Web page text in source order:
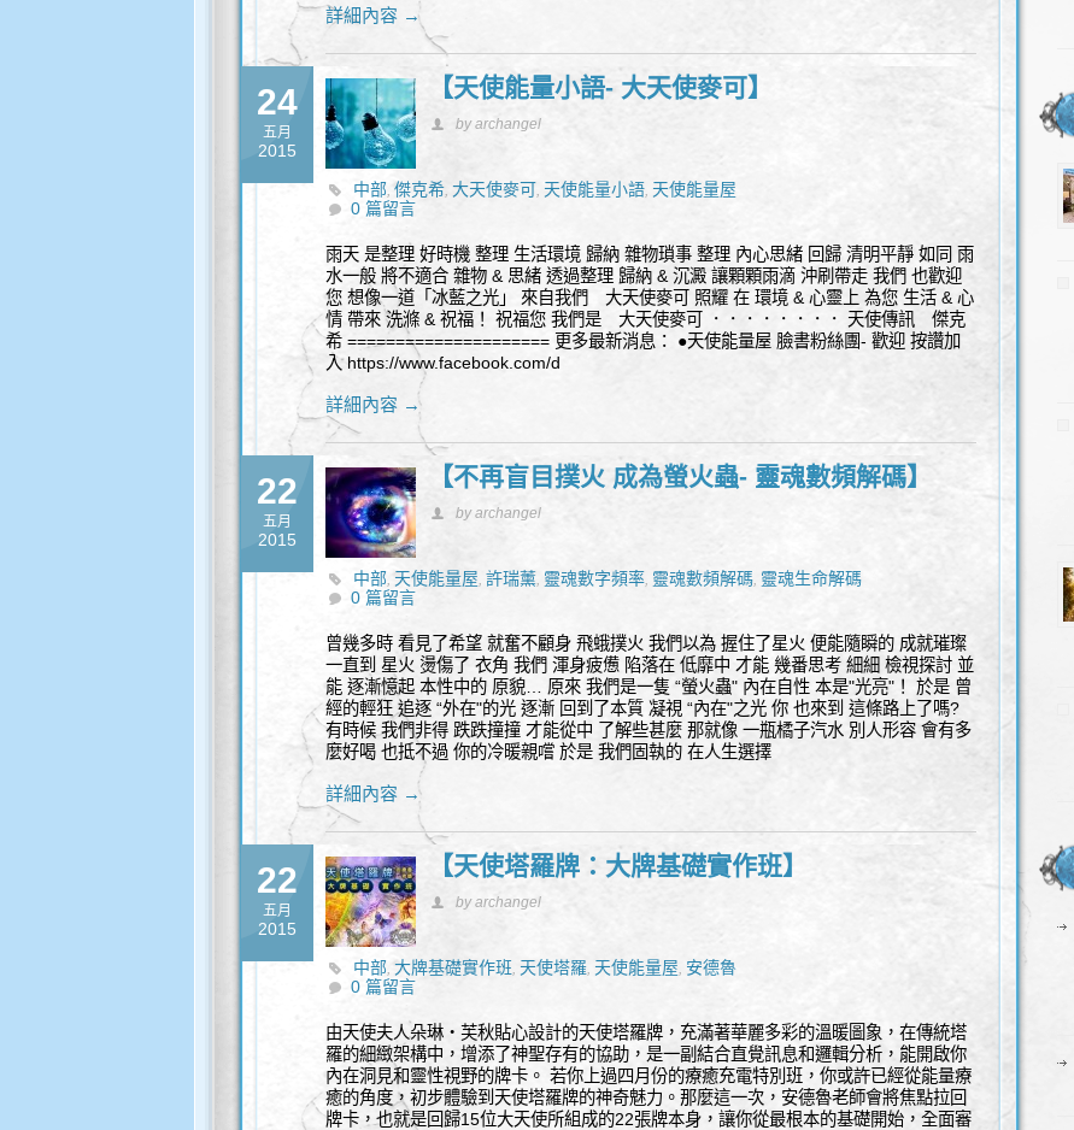
詳細內容 →
24
五月
2015
【天使能量小語- 大天使麥可】
by archangel
中部, 傑克希, 大天使麥可, 天使能量小語, 天使能量屋
0 篇留言
雨天 是整理 好時機 整理 生活環境 歸納 雜物瑣事 整理 內心思緒 回歸 清明平靜 如同 雨
水一般 將不適合 雜物 & 思緒 透過整理 歸納 & 沉澱 讓顆顆雨滴 沖刷帶走 我們 也歡迎
您 想像一道「冰藍之光」 來自我們 大天使麥可 照耀 在 環境 & 心靈上 為您 生活 & 心
情 帶來 洗滌 & 祝福！ 祝福您 我們是 大天使麥可 ．．．．．．．． 天使傳訊 傑克
希 ===================== 更多最新消息： ●天使能量屋 臉書粉絲團- 歡迎 按讚加
入 https://www.facebook.com/d
詳細內容 →
22
五月
2015
【不再盲目撲火 成為螢火蟲- 靈魂數頻解碼】
by archangel
中部, 天使能量屋, 許瑞薰, 靈魂數字頻率, 靈魂數頻解碼, 靈魂生命解碼
0 篇留言
曾幾多時 看見了希望 就奮不顧身 飛蛾撲火 我們以為 握住了星火 便能隨瞬的 成就璀璨
一直到 星火 燙傷了 衣角 我們 渾身疲憊 陷落在 低靡中 才能 幾番思考 細細 檢視探討 並
能 逐漸憶起 本性中的 原貌… 原來 我們是一隻 “螢火蟲" 內在自性 本是"光亮"！ 於是 曾
經的輕狂 追逐 “外在"的光 逐漸 回到了本質 凝視 “內在"之光 你 也來到 這條路上了嗎?
有時候 我們非得 跌跌撞撞 才能從中 了解些甚麼 那就像 一瓶橘子汽水 別人形容 會有多
麼好喝 也抵不過 你的冷暖親嚐 於是 我們固執的 在人生選擇
詳細內容 →
22
五月
2015
【天使塔羅牌：大牌基礎實作班】
by archangel
中部, 大牌基礎實作班, 天使塔羅, 天使能量屋, 安德魯
0 篇留言
由天使夫人朵琳‧芙秋貼心設計的天使塔羅牌，充滿著華麗多彩的溫暖圖象，在傳統塔
羅的細緻架構中，增添了神聖存有的協助，是一副結合直覺訊息和邏輯分析，能開啟你
內在洞見和靈性視野的牌卡。 若你上過四月份的療癒充電特別班，你或許已經從能量療
癒的角度，初步體驗到天使塔羅牌的神奇魅力。那麼這一次，安德魯老師會將焦點拉回
牌卡，也就是回歸15位大天使所組成的22張牌本身，讓你從最根本的基礎開始，全面審